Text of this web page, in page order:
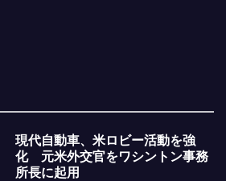
現代自動車、米ロビー活動を強
化 元米外交官をワシントン事務
所長に起用